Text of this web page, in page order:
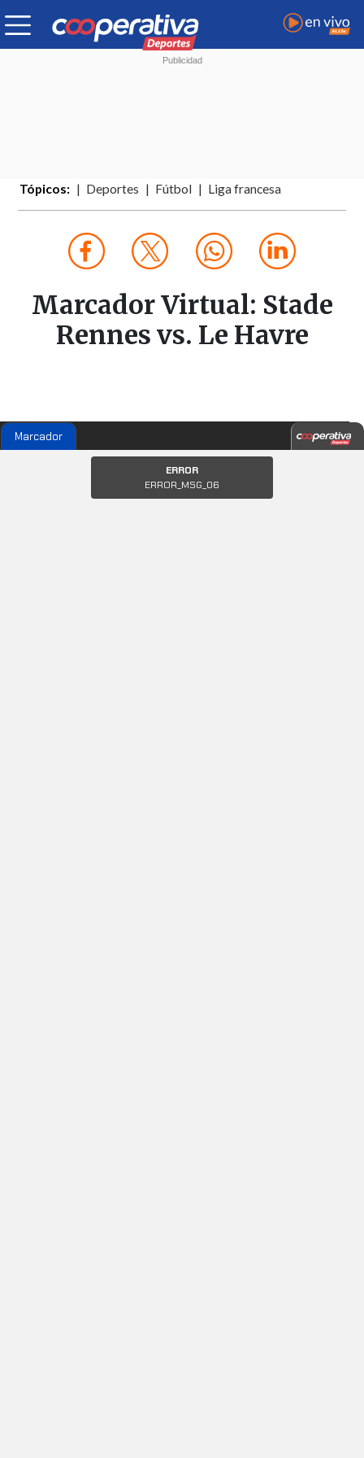
Tópicos: Deportes Fútbol Liga francesa
Marcador Virtual: Stade
Rennes vs. Le Havre
Marcador